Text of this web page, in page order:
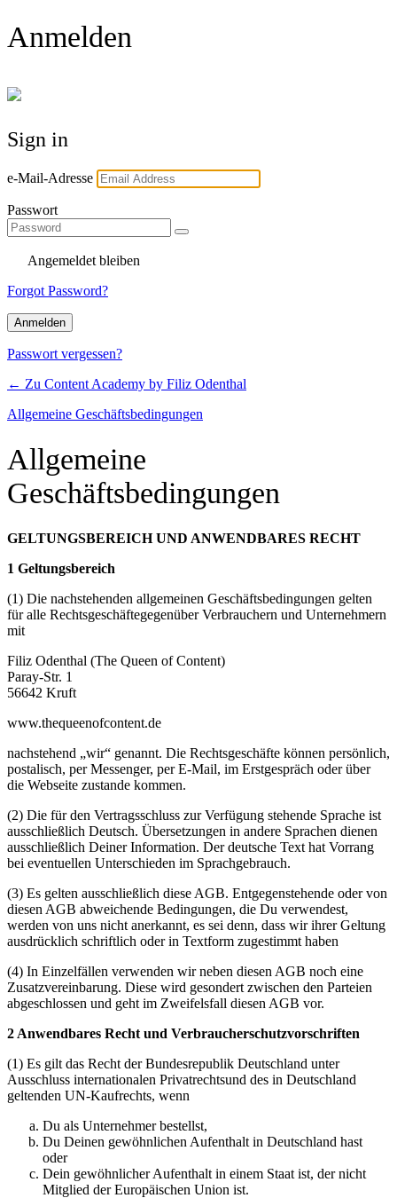
Anmelden
Sign in
e-Mail-Adresse
Passwort
Angemeldet bleiben
Forgot Password?
Passwort vergessen?
← Zu Content Academy by Filiz Odenthal
Allgemeine Geschäftsbedingungen
Allgemeine
Geschäftsbedingungen
GELTUNGSBEREICH UND ANWENDBARES RECHT
1 Geltungsbereich
(1) Die nachstehenden allgemeinen Geschäftsbedingungen gelten
für alle Rechtsgeschäftegegenüber Verbrauchern und Unternehmern
mit
Filiz Odenthal (The Queen of Content)
Paray-Str. 1
56642 Kruft
www.thequeenofcontent.de
nachstehend „wir“ genannt. Die Rechtsgeschäfte können persönlich,
postalisch, per Messenger, per E-Mail, im Erstgespräch oder über
die Webseite zustande kommen.
(2) Die für den Vertragsschluss zur Verfügung stehende Sprache ist
ausschließlich Deutsch. Übersetzungen in andere Sprachen dienen
ausschließlich Deiner Information. Der deutsche Text hat Vorrang
bei eventuellen Unterschieden im Sprachgebrauch.
(3) Es gelten ausschließlich diese AGB. Entgegenstehende oder von
diesen AGB abweichende Bedingungen, die Du verwendest,
werden von uns nicht anerkannt, es sei denn, dass wir ihrer Geltung
ausdrücklich schriftlich oder in Textform zugestimmt haben
(4) In Einzelfällen verwenden wir neben diesen AGB noch eine
Zusatzvereinbarung. Diese wird gesondert zwischen den Parteien
abgeschlossen und geht im Zweifelsfall diesen AGB vor.
2 Anwendbares Recht und Verbraucherschutzvorschriften
(1) Es gilt das Recht der Bundesrepublik Deutschland unter
Ausschluss internationalen Privatrechtsund des in Deutschland
geltenden UN-Kaufrechts, wenn
Du als Unternehmer bestellst,
Du Deinen gewöhnlichen Aufenthalt in Deutschland hast
oder
Dein gewöhnlicher Aufenthalt in einem Staat ist, der nicht
Mitglied der Europäischen Union ist.